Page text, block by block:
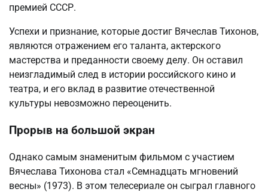
премией СССР.
Успехи и признание, которые достиг Вячеслав Тихонов,
являются отражением его таланта, актерского
мастерства и преданности своему делу. Он оставил
неизгладимый след в истории российского кино и
театра, и его вклад в развитие отечественной
культуры невозможно переоценить.
Прорыв на большой экран
Однако самым знаменитым фильмом с участием
Вячеслава Тихонова стал «Семнадцать мгновений
весны» (1973). В этом телесериале он сыграл главного